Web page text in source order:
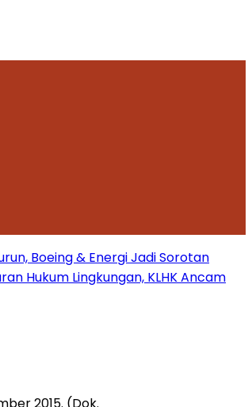
Boeing & Energi Jadi Sorotan
Hukum Lingkungan, KLHK Ancam